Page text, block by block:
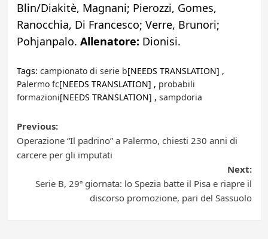
Blin/Diakitè, Magnani; Pierozzi, Gomes,
Ranocchia, Di Francesco; Verre, Brunori;
Pohjanpalo. Allenatore: Dionisi.
Tags: campionato di serie b[NEEDS TRANSLATION] ,
Palermo fc[NEEDS TRANSLATION] , probabili
formazioni[NEEDS TRANSLATION] , sampdoria
Post
navigation
Previous:
Operazione “Il padrino” a Palermo, chiesti 230 anni di
carcere per gli imputati
Next:
Serie B, 29ª giornata: lo Spezia batte il Pisa e riapre il
discorso promozione, pari del Sassuolo